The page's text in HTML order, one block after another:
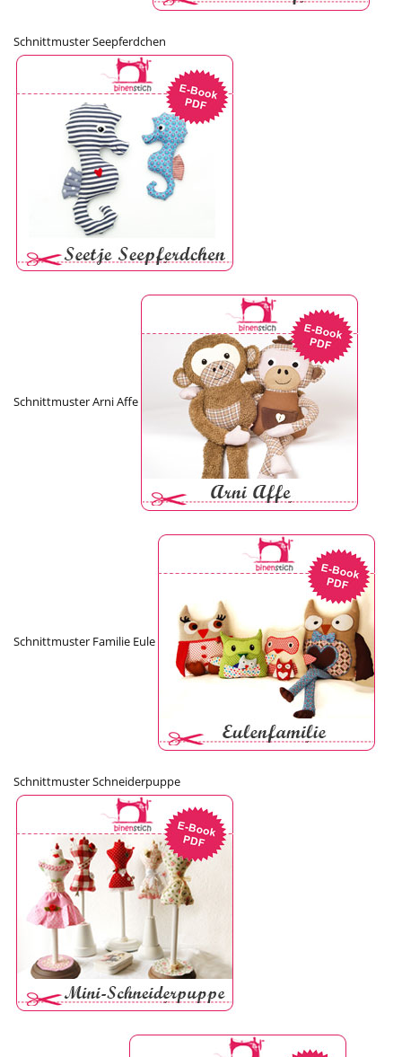
Schnittmuster Seepferdchen
Schnittmuster Arni Affe
Schnittmuster Familie Eule
Schnittmuster Schneiderpuppe